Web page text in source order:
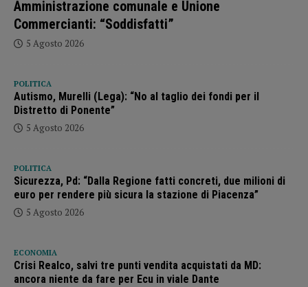
Amministrazione comunale e Unione
Commercianti: “Soddisfatti”
5 Agosto 2026
POLITICA
Autismo, Murelli (Lega): “No al taglio dei fondi per il
Distretto di Ponente”
5 Agosto 2026
POLITICA
Sicurezza, Pd: “Dalla Regione fatti concreti, due milioni di
euro per rendere più sicura la stazione di Piacenza”
5 Agosto 2026
ECONOMIA
Crisi Realco, salvi tre punti vendita acquistati da MD:
ancora niente da fare per Ecu in viale Dante